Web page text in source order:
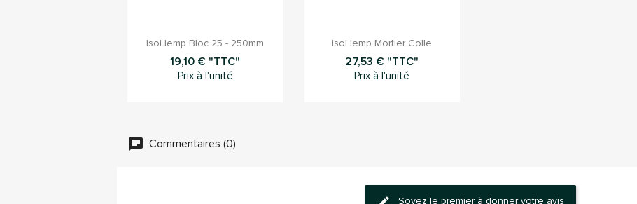
Aperçu rapide
IsoHemp Bloc 25 - 250mm
19,10 € "TTC"
Prix à l'unité
Aperçu rapide
IsoHemp Mortier Colle
27,53 € "TTC"
Prix à l'unité
Commentaires (0)
Soyez le premier à donner votre avis